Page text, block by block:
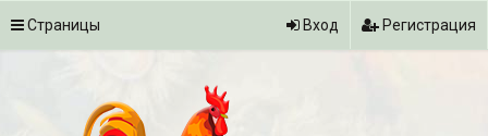
Страницы Вход Регистрация